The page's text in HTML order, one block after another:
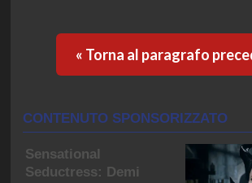
« Torna al paragrafo